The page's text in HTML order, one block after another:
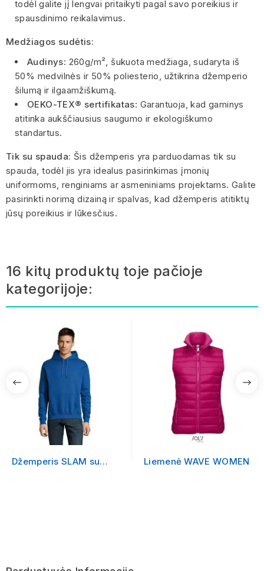
todėl galite jį lengvai pritaikyti pagal savo poreikius ir
spausdinimo reikalavimus.
Medžiagos sudėtis:
Audinys: 260g/m², šukuota medžiaga, sudaryta iš
50% medvilnės ir 50% poliesterio, užtikrina džemperio
šilumą ir ilgaamžiškumą.
OEKO-TEX® sertifikatas: Garantuoja, kad gaminys
atitinka aukščiausius saugumo ir ekologiškumo
standartus.
Tik su spauda: Šis džemperis yra parduodamas tik su
spauda, todėl jis yra idealus pasirinkimas įmonių
uniformoms, renginiams ar asmeniniams projektams. Galite
pasirinkti norimą dizainą ir spalvas, kad džemperis atitiktų
jūsų poreikius ir lūkesčius.
16 kitų produktų toje pačioje
kategorijoje:
Džemperis SLAM su
Liemenė WAVE WOMEN